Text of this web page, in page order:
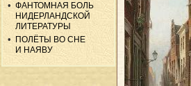
ФАНТОМНАЯ БОЛЬ
НИДЕРЛАНДСКОЙ
ЛИТЕРАТУРЫ
ПОЛЁТЫ ВО СНЕ
И НАЯВУ